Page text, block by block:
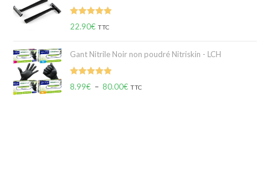
Note5.00
22.90€ TTC
Gant Nitrile Noir non poudré Nitriskin - LCH
Note5.00
8.99€ – 80.00€ TTC